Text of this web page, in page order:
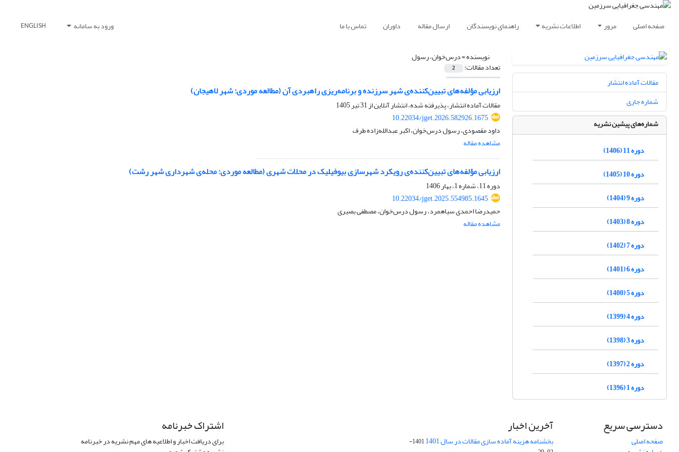
صفحه اصلی مرور اطلاعات نشریه راهنمای نویسندگان ارسال مقاله داوران تماس با ما ورود به سامانه ENGLISH
نویسنده =درس‌خوان، رسول
تعداد مقالات: 2
ارزیابی مؤلفه‌های تبیین‌کننده‌ی شهر سرزنده و برنامه‌ریزی راهبردی آن (مطالعه موردی: شهر لاهیجان)
مقالات آماده انتشار، پذیرفته شده، انتشار آنلاین از31 تیر 1405
10.22034/jget.2026.582926.1675
داود مقصودی، رسول درس‌خوان، اکبر عبدالله‌زاده طرف
مشاهده مقاله
ارزیابی مؤلفه‌های تبیین‌کننده‌ی رویکرد شهرسازی بیوفیلیک در محلات شهری (مطالعه موردی: محله‌ی شهرداری شهر رشت)
دوره 11، شماره 1، بهار 1406
10.22034/jget.2025.554985.1645
حمیدرضا احمدی سیاهمرد، رسول درس‌خوان، مصطفی بصیری
مشاهده مقاله
مقالات آماده انتشار
شماره جاری
شماره‌های پیشین نشریه
دوره 11 (1406)
دوره 10 (1405)
دوره 9 (1404)
دوره 8 (1403)
دوره 7 (1402)
دوره 6 (1401)
دوره 5 (1400)
دوره 4 (1399)
دوره 3 (1398)
دوره 2 (1397)
دوره 1 (1396)
دسترسی سریع
صفحه اصلی
آخرین اخبار
بخشنامه هزینه آماده سازی مقالات در سال 1401
1401-
اشتراک خبرنامه
برای دریافت اخبار و اطلاعیه های مهم نشریه در خبرنامه